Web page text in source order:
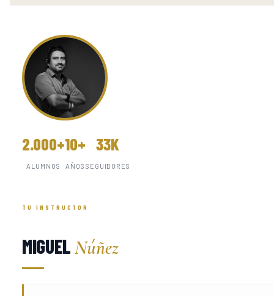
2.000+
ALUMNOS
10+
AÑOS
33K
SEGUIDORES
TU INSTRUCTOR
MIGUELNúñez